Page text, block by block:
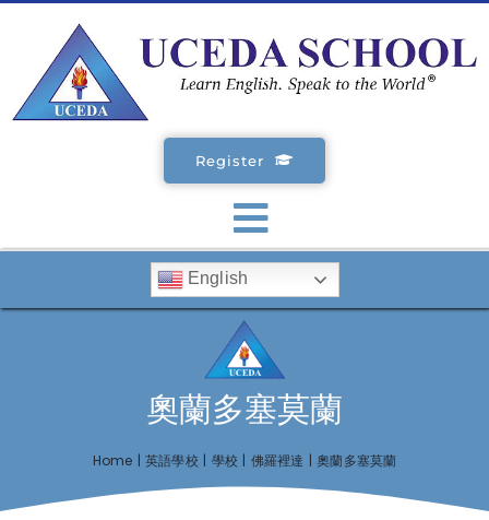
Skip
content
Register
Toggle
Navigation
SCHOOLS
STUDENT VISA
English
奧蘭多塞莫蘭
Home 英語學校 學校 佛羅裡達 奧蘭多塞莫蘭